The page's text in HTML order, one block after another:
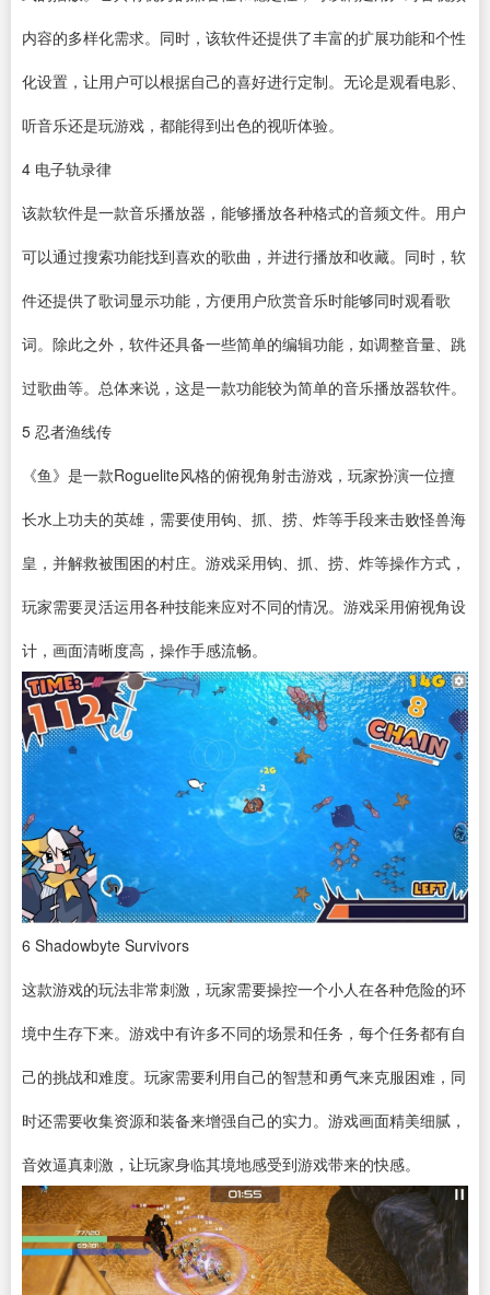
内容的多样化需求。同时，该软件还提供了丰富的扩展功能和个性
化设置，让用户可以根据自己的喜好进行定制。无论是观看电影、
听音乐还是玩游戏，都能得到出色的视听体验。
4 电子轨录律
该款软件是一款音乐播放器 ，能够播放各种格式的音频文件。用户
可以通过搜索功能找到喜欢的歌曲，并进行播放和收藏。同时，软
件还提供了歌词显示功能，方便用户欣赏音乐时能够同时观看歌
词。除此之外，软件还具备一些简单的编辑功能，如调整音量、跳
过歌曲等。总体来说，这是一款功能较为简单的音乐播放器软件。
5 忍者渔线传
《鱼》是一款Roguelite风格的俯视角射击游戏，玩家扮演一位擅
长水上功夫的英雄，需要使用钩、抓、捞、炸等手段来击败怪兽海
皇，并解救被围困的村庄。游戏采用钩、抓、捞、炸等操作方式，
玩家需要灵活运用各种技能来应对不同的情况。游戏采用俯视角设
计，画面清晰度高，操作手感流畅。
6 Shadowbyte Survivors
这款游戏的玩法非常刺激，玩家需要操控一个小人在各种危险的环
境中生存下来。游戏中有许多不同的场景和任务，每个任务都有自
己的挑战和难度。玩家需要利用自己的智慧和勇气来克服困难，同
时还需要收集资源和装备来增强自己的实力。游戏画面精美细腻，
音效逼真刺激，让玩家身临其境地感受到游戏带来的快感。